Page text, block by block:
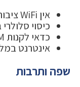
אין WiFi ציבורי בלאגוס
כיסוי
כדאי לקנות SIM מקומי (Cosmote או Vodafone)
אינטרנט
שפה ותרבות